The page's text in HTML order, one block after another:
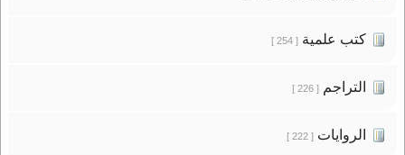
كتب علمية[ 254 ]
التراجم[ 226 ]
الروايات[ 222 ]